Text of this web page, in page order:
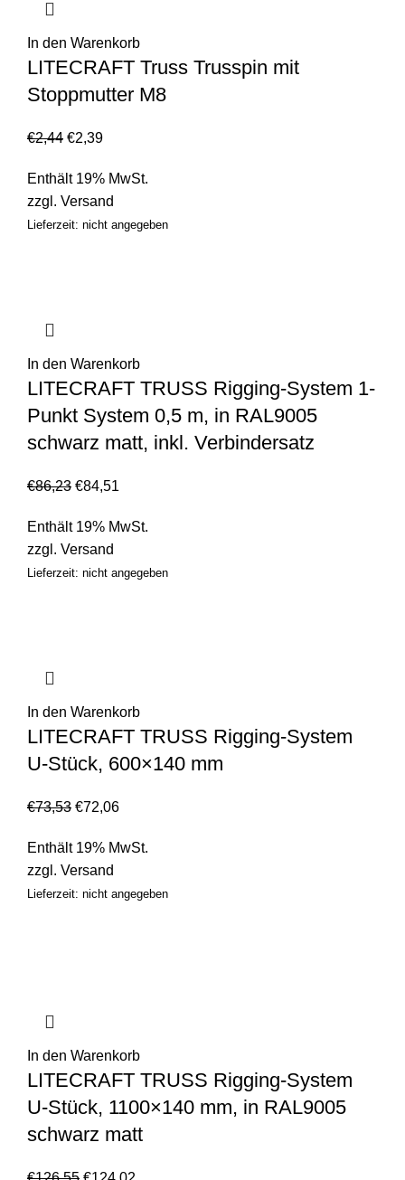
In den Warenkorb
LITECRAFT Truss Trusspin mit
Stoppmutter M8
€2,44 €2,39
Enthält 19% MwSt.
zzgl. Versand
Lieferzeit: nicht angegeben
In den Warenkorb
LITECRAFT TRUSS Rigging-System 1-
Punkt System 0,5 m, in RAL9005
schwarz matt, inkl. Verbindersatz
€86,23 €84,51
Enthält 19% MwSt.
zzgl. Versand
Lieferzeit: nicht angegeben
In den Warenkorb
LITECRAFT TRUSS Rigging-System
U-Stück, 600×140 mm
€73,53 €72,06
Enthält 19% MwSt.
zzgl. Versand
Lieferzeit: nicht angegeben
In den Warenkorb
LITECRAFT TRUSS Rigging-System
U-Stück, 1100×140 mm, in RAL9005
schwarz matt